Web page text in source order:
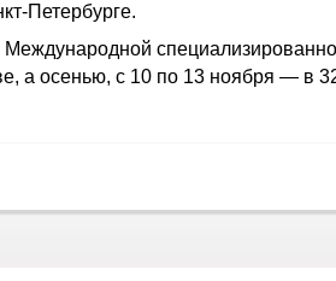
Петербурге.
а осенью, с 10 по 13 ноября —